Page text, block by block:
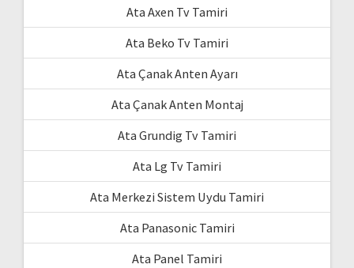
Ata Axen Tv Tamiri
Ata Beko Tv Tamiri
Ata Çanak Anten Ayarı
Ata Çanak Anten Montaj
Ata Grundig Tv Tamiri
Ata Lg Tv Tamiri
Ata Merkezi Sistem Uydu Tamiri
Ata Panasonic Tamiri
Ata Panel Tamiri